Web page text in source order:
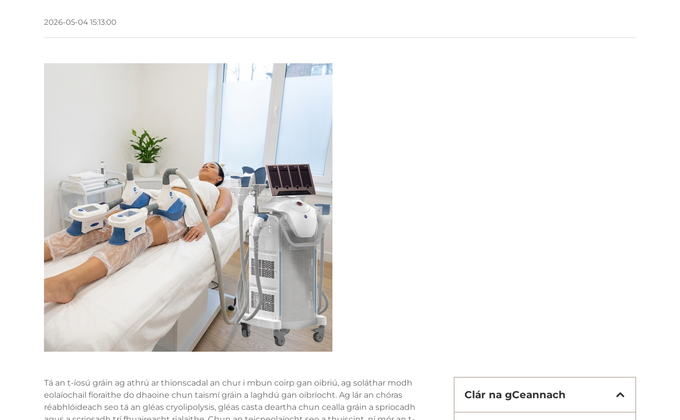
2026-05-04 15:13:00
Tá an t-íosú gráin ag athrú ar thionscadal an chur i mbun coirp gan oibriú, ag soláthar modh
eolaíochail fíoraithe do dhaoine chun taismí gráin a laghdú gan oibríocht. Ag lár an chóras
réabhlóideach seo tá an gléas cryolipolysis, gléas casta deartha chun cealla gráin a spriocadh
Clár na gCeannach